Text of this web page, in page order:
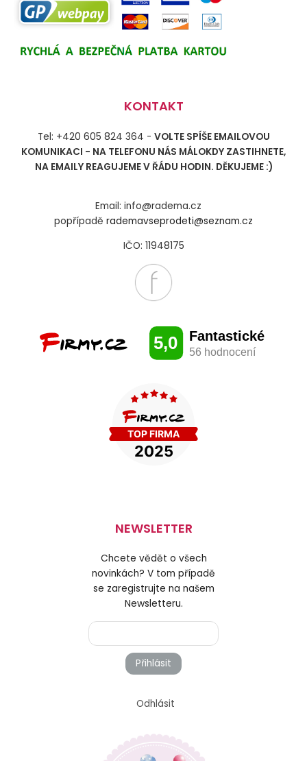
KONTAKT
Tel: +420 605 824 364 - VOLTE SPÍŠE EMAILOVOU
KOMUNIKACI - NA TELEFONU NÁS MÁLOKDY ZASTIHNETE,
NA EMAILY REAGUJEME V ŘÁDU HODIN. DĚKUJEME :)
Email: info@radema.cz
popřípadě rademavseprodeti@seznam.cz
IČO: 11948175
NEWSLETTER
Chcete vědět o všech
novinkách? V tom případě
se zaregistrujte na našem
Newsletteru.
Přihlásit
Odhlásit